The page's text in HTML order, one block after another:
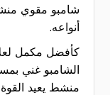
شامبو مقوي
أنواعه.
كأفضل مكمل
الشامبو غني
منشط يعيد